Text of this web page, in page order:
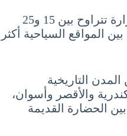
يتميز شهر فبراير بدرجات حرارة تتراوح بين 15 و25
المواقع السياحية أكثر
التاريخية
والأقصر وأسوان،
الحضارة القديمة